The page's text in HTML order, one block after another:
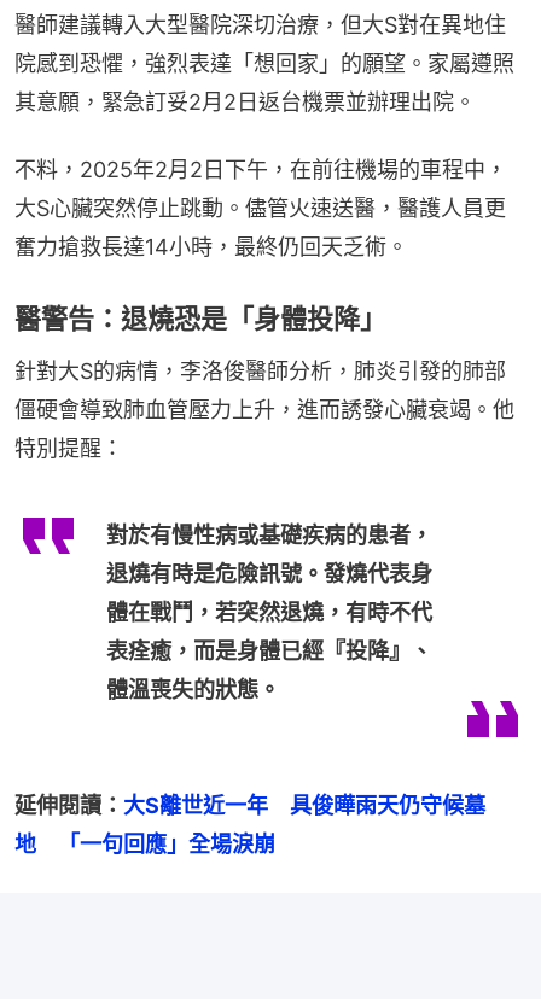
醫師建議轉入大型醫院深切治療，但大S對在異地住
院感到恐懼，強烈表達「想回家」的願望。家屬遵照
其意願，緊急訂妥2月2日返台機票並辦理出院。
不料，2025年2月2日下午，在前往機場的車程中，
大S心臟突然停止跳動。儘管火速送醫，醫護人員更
奮力搶救長達14小時，最終仍回天乏術。
醫警告：退燒恐是「身體投降」
針對大S的病情，李洛俊醫師分析，肺炎引發的肺部
僵硬會導致肺血管壓力上升，進而誘發心臟衰竭。他
特別提醒：
對於有慢性病或基礎疾病的患者，
退燒有時是危險訊號。發燒代表身
體在戰鬥，若突然退燒，有時不代
表痊癒，而是身體已經『投降』、
體溫喪失的狀態。
延伸閱讀： 大S離世近一年　具俊曄雨天仍守候墓
地　「一句回應」全場淚崩